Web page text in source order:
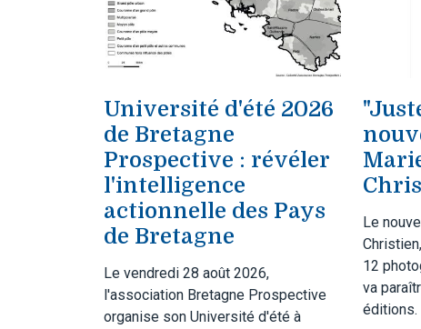
Université d'été 2026
de Bretagne
Prospective : révéler
l'intelligence
actionnelle des Pays
de Bretagne
Le vendredi 28 août 2026,
l'association Bretagne Prospective
organise son Université d'été à
Le
12
va
éditions.